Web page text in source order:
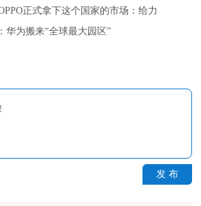
正式拿下这个国家的市场：给力
华为搬来“全球最大园区”
发 布